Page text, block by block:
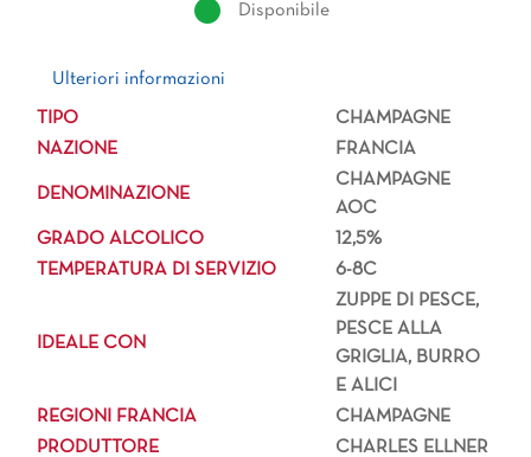
Disponibile
Ulteriori informazioni
Ulteriori informazioni
TIPO
CHAMPAGNE
NAZIONE
FRANCIA
DENOMINAZIONE
CHAMPAGNE
AOC
GRADO ALCOLICO
12,5%
TEMPERATURA DI SERVIZIO
6-8C
IDEALE CON
ZUPPE DI PESCE,
PESCE ALLA
GRIGLIA, BURRO
E ALICI
REGIONI FRANCIA
CHAMPAGNE
PRODUTTORE
CHARLES ELLNER